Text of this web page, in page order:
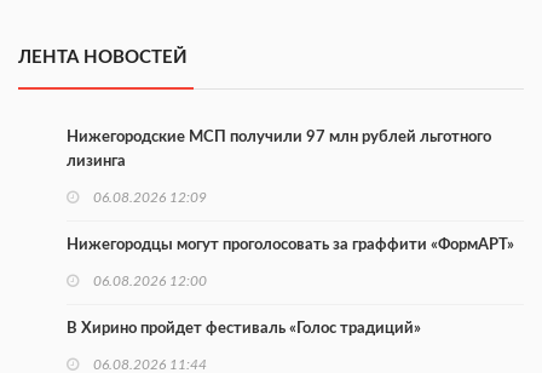
ЛЕНТА НОВОСТЕЙ
Нижегородские МСП получили 97 млн рублей льготного
лизинга
06.08.2026 12:09
Нижегородцы могут проголосовать за граффити «ФормАРТ»
06.08.2026 12:00
В Хирино пройдет фестиваль «Голос традиций»
06.08.2026 11:44